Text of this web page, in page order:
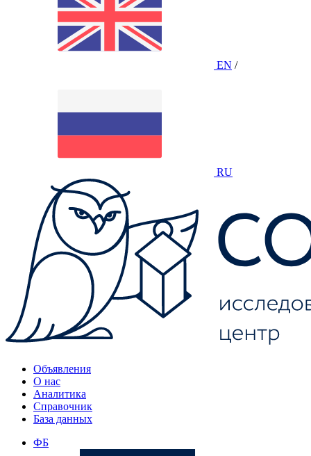
EN /
RU
Объявления
О нас
Аналитика
Справочник
База данных
ФБ